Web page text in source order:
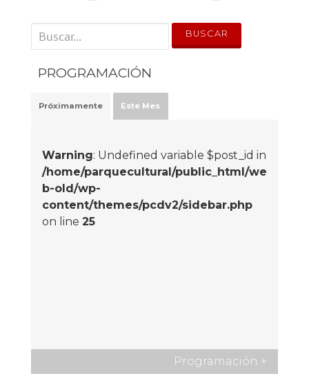
' . __('Search for:') . '
PROGRAMACIÓN
Próximamente Este Mes
Warning: Undefined variable $post_id in
/home/parquecultural/public_html/we
b-old/wp-
content/themes/pcdv2/sidebar.php
on line 25
Programación +